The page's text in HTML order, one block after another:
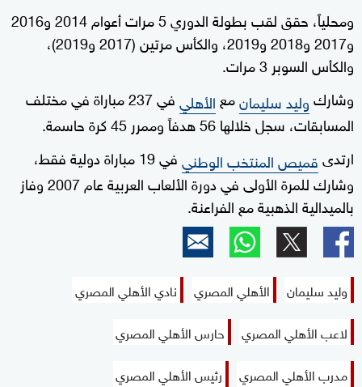
ومحلياً، حقق لقب بطولة الدوري 5 مرات أعوام 2014 و2016
و2017 و2018 و2019، والكأس مرتين (2017 و2019)،
والكأس السوبر 3 مرات.
وشاركوليد سليمانمع الأهلي
في 237 مباراة في مختلف
المسابقات، سجل خلالها 56 هدفاً وممرر 45 كرة حاسمة.
ارتدىقميص المنتخب الوطني
في 19 مباراة دولية فقط،
وشارك للمرة الأولى في دورة الألعاب العربية عام 2007 وفاز
بالميدالية الذهبية مع الفراعنة.
وليد سليمان الأهلي المصري
نادي الأهلي المصري
لاعب الأهلي المصري
حارس الأهلي المصري
مدرب الأهلي المصري
رئيس الأهلي المصري